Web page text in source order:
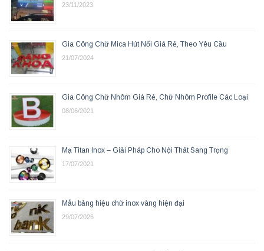
23/11/2023
Gia Công Chữ Mica Hút Nổi Giá Rẻ, Theo Yêu Cầu
21/07/2024
Gia Công Chữ Nhôm Giá Rẻ, Chữ Nhôm Profile Các Loại
08/06/2021
Mạ Titan Inox – Giải Pháp Cho Nội Thất Sang Trọng
17/07/2021
Mẫu bảng hiệu chữ inox vàng hiện đại
29/07/2026